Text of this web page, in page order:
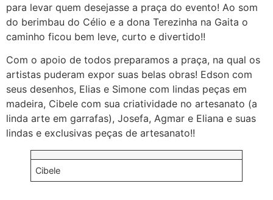
para levar quem desejasse a praça do evento! Ao som
do berimbau do Célio e a dona Terezinha na Gaita o
caminho ficou bem leve, curto e divertido!!
Com o apoio de todos preparamos a praça, na qual os
artistas puderam expor suas belas obras! Edson com
seus desenhos, Elias e Simone com lindas peças em
madeira, Cibele com sua criatividade no artesanato (a
linda arte em garrafas), Josefa, Agmar e Eliana e suas
lindas e exclusivas peças de artesanato!!
Cibele